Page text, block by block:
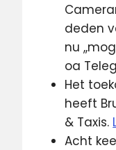
deden
nu
oa
Het
heeft
& Taxis.
Acht